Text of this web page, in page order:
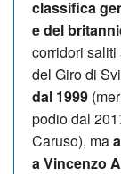
classifica
e del
corridori
del Giro di
dal 1999
podio dal
Caruso), ma
a Vincenzo